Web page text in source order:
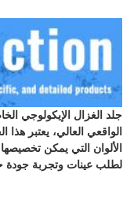
جلد الغزال الإيكولوجي
لطلب عينات وتجربة جودة